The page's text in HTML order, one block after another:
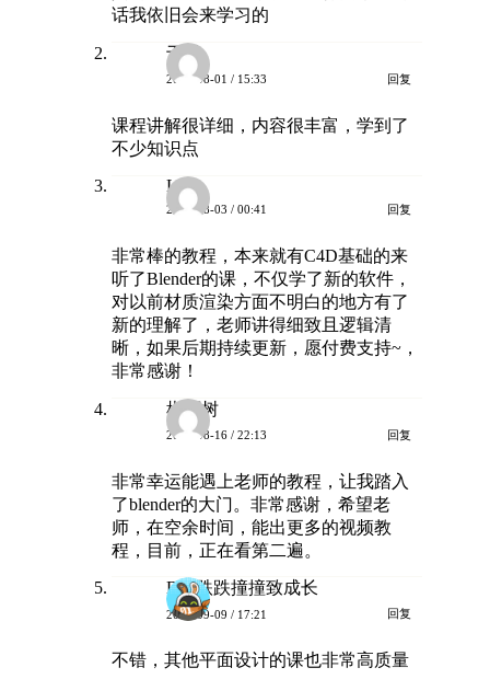
话我依旧会来学习的
于晏
2023-08-01 / 15:33 回复
课程讲解很详细，内容很丰富，学到了
不少知识点
Lily
2023-08-03 / 00:41 回复
非常棒的教程，本来就有C4D基础的来
听了Blender的课，不仅学了新的软件，
对以前材质渲染方面不明白的地方有了
新的理解了，老师讲得细致且逻辑清
晰，如果后期持续更新，愿付费支持~，
非常感谢！
彬雨树
2023-08-16 / 22:13 回复
非常幸运能遇上老师的教程，让我踏入
了blender的大门。非常感谢，希望老
师，在空余时间，能出更多的视频教
程，目前，正在看第二遍。
B站跌跌撞撞致成长
2023-09-09 / 17:21 回复
不错，其他平面设计的课也非常高质量